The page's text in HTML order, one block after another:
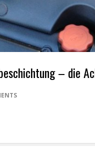
– die